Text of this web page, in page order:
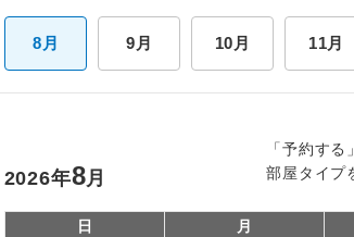
8月 9月 10月 11月
「予約す
部屋タイプ
2026年8月
日 月